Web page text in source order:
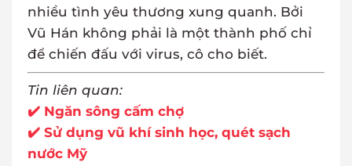
nhiều tình yêu thương xung quanh. Bởi
Vũ Hán không phải là một thành phố chỉ
để chiến đấu với virus, cô cho biết.
Tin liên quan:
✔️ Ngăn sông cấm chợ
✔️ Sử dụng vũ khí sinh học, quét sạch
nước Mỹ